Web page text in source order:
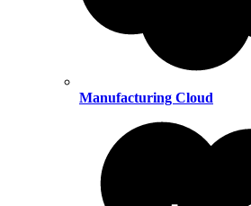
Manufacturing Cloud